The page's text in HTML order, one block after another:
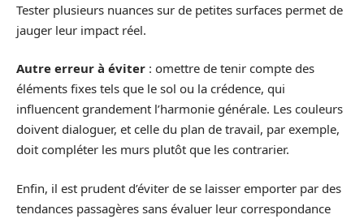
Tester plusieurs nuances sur de petites surfaces permet de
jauger leur impact réel.
Autre erreur à éviter : omettre de tenir compte des
éléments fixes tels que le sol ou la crédence, qui
influencent grandement l’harmonie générale. Les couleurs
doivent dialoguer, et celle du plan de travail, par exemple,
doit compléter les murs plutôt que les contrarier.
Enfin, il est prudent d’éviter de se laisser emporter par des
tendances passagères sans évaluer leur correspondance